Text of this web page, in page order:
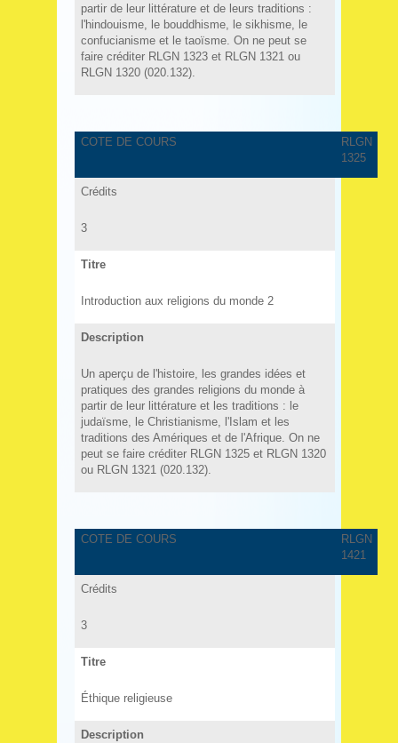
partir de leur littérature et de leurs traditions :
l'hindouisme, le bouddhisme, le sikhisme, le
confucianisme et le taoïsme. On ne peut se
faire créditer RLGN 1323 et RLGN 1321 ou
RLGN 1320 (020.132).
COTE DE COURS
RLGN
1325
Crédits
3
Titre
Introduction aux religions du monde 2
Description
Un aperçu de l'histoire, les grandes idées et
pratiques des grandes religions du monde à
partir de leur littérature et les traditions : le
judaïsme, le Christianisme, l'Islam et les
traditions des Amériques et de l'Afrique. On ne
peut se faire créditer RLGN 1325 et RLGN 1320
ou RLGN 1321 (020.132).
COTE DE COURS
RLGN
1421
Crédits
3
Titre
Éthique religieuse
Description